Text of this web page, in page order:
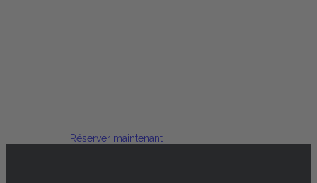
Réserver maintenant